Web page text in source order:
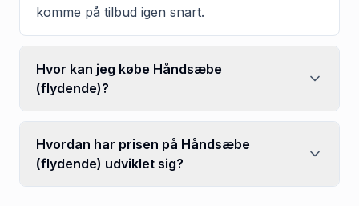
komme på tilbud igen snart.
Hvor kan jeg købe Håndsæbe
(flydende)?
Hvordan har prisen på Håndsæbe
(flydende) udviklet sig?